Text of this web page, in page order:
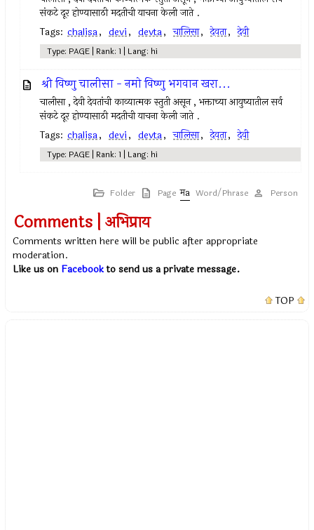
संकटे दूर होण्यासाठी मदतीची याचना केली जाते .
Tags: chalisa, devi, devta, चालिसा, देवता, देवी
Type: PAGE | Rank: 1 | Lang: hi
श्री विष्णु चालीसा - नमो विष्णु भगवान खरा...
चालीसा , देवी देवतांची काव्यात्मक स्तुती असून , भक्ताच्या आयुष्यातील सर्व
संकटे दूर होण्यासाठी मदतीची याचना केली जाते .
Tags: chalisa, devi, devta, चालिसा, देवता, देवी
Type: PAGE | Rank: 1 | Lang: hi
Folder Page Word/Phrase Person
Comments | अभिप्राय
Comments written here will be public after appropriate
moderation.
Like us on Facebookto send us a private message.
TOP